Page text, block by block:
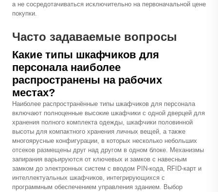
а не сосредотачиваться исключительно на первоначальной цене
покупки.
Часто задаваемые вопросы
Какие типы шкафчиков для
персонала наиболее
распространены на рабочих
местах?
Наиболее распространённые типы шкафчиков для персонала
включают полноценные высокие шкафчики с одной дверцей для
хранения полного комплекта одежды, шкафчики половинной
высоты для компактного хранения личных вещей, а также
многоярусные конфигурации, в которых несколько небольших
отсеков размещены друг над другом в одном блоке. Механизмы
запирания варьируются от ключевых и замков с навесным
замком до электронных систем с вводом PIN-кода, RFID-карт и
интеллектуальных шкафчиков, интегрирующихся с
программным обеспечением управления зданием. Выбор